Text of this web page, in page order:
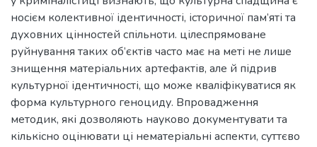
носієм колективної ідентичності, історичної пам’яті та
духовних цінностей спільноти. цілеспрямоване
руйнування таких об’єктів часто має на меті не лише
знищення матеріальних артефактів, але й підрив
культурної ідентичності, що може кваліфікуватися як
форма культурного геноциду. Впровадження
методик, які дозволяють науково документувати та
кількісно оцінювати ці нематеріальні аспекти, суттєво